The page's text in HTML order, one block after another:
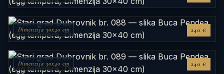
Dimenzija 30x40 cm 240 €
Dimenzija 30x40 cm 240 €